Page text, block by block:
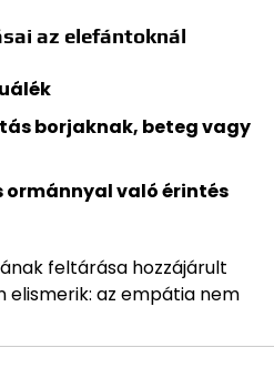
az elefántoknál
borjaknak, beteg vagy
való érintés
feltárása hozzájárult
elismerik: az empátia nem